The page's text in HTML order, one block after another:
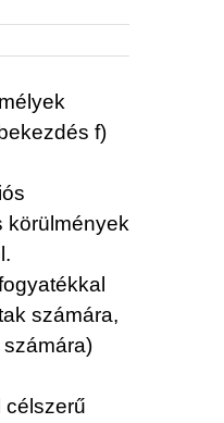
f)
körülmények
számára,
célszerű